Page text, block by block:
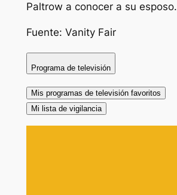
Paltrow a conocer a su esposo.
Fuente: Vanity Fair
Programa de televisión
Mis programas de televisión favoritos
Mi lista de vigilancia